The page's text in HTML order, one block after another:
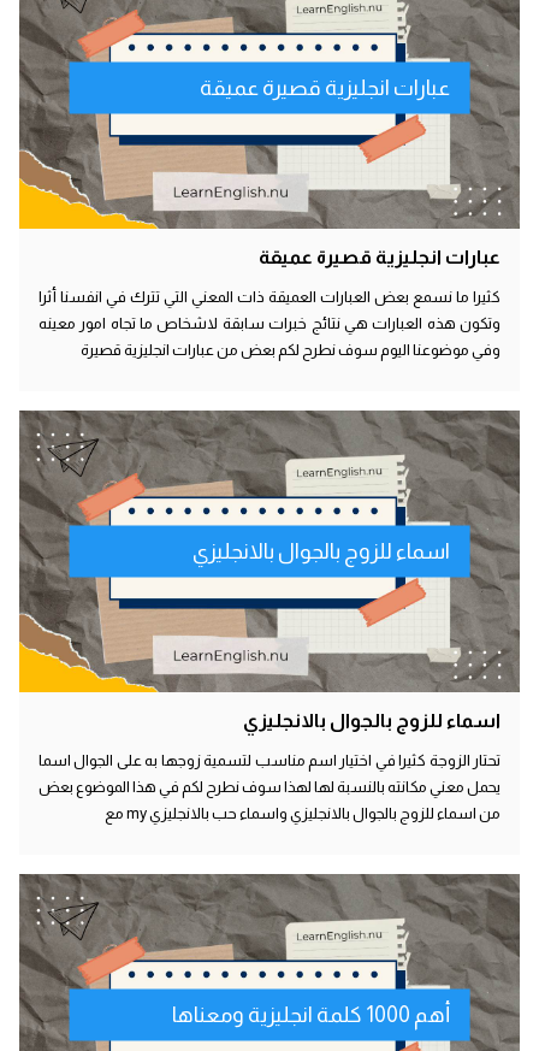
عبارات انجليزية قصيرة عميقة
عبارات انجليزية قصيرة عميقة
كثيرا ما نسمع بعض العبارات العميقة ذات المعني التي تترك في انفسنا أثرا
وتكون هذه العبارات هي نتائج خبرات سابقة لاشخاص ما تجاه امور معينه
وفي موضوعنا اليوم سوف نطرح لكم بعض من عبارات انجليزية قصيرة
اسماء للزوج بالجوال بالانجليزي
اسماء للزوج بالجوال بالانجليزي
تحتار الزوجة كثيرا في اختيار اسم مناسب لتسمية زوجها به على الجوال اسما
يحمل معني مكانته بالنسبة لها لهذا سوف نطرح لكم في هذا الموضوع بعض
من اسماء للزوج بالجوال بالانجليزي واسماء حب بالانجليزي my مع
أهم 1000 كلمة انجليزية ومعناها